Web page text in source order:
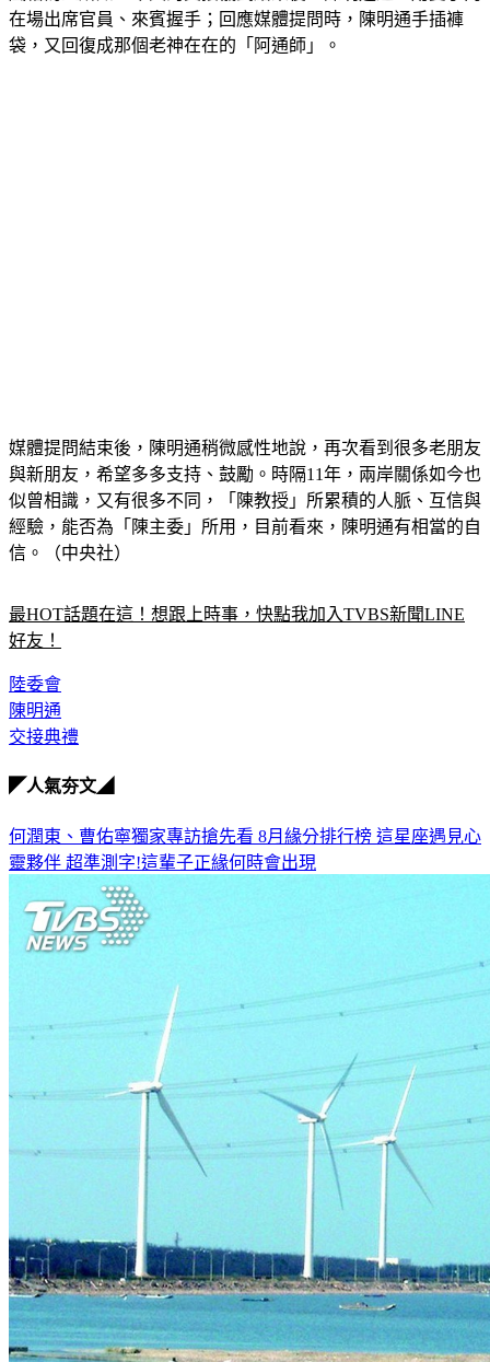
在場出席官員、來賓握手；回應媒體提問時，陳明通手插褲
袋，又回復成那個老神在在的「阿通師」。
媒體提問結束後，陳明通稍微感性地說，再次看到很多老朋友
與新朋友，希望多多支持、鼓勵。時隔11年，兩岸關係如今也
似曾相識，又有很多不同，「陳教授」所累積的人脈、互信與
經驗，能否為「陳主委」所用，目前看來，陳明通有相當的自
信。（中央社）
最HOT話題在這！想跟上時事，快點我加入TVBS新聞LINE
好友！
陸委會
陳明通
交接典禮
◤人氣夯文◢
何潤東、曹佑寧獨家專訪搶先看 8月緣分排行榜 這星座遇見心
靈夥伴 超準測字!這輩子正緣何時會出現